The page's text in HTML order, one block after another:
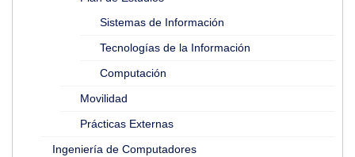
Sistemas de Información
Tecnologías de la Información
Computación
Movilidad
Prácticas Externas
Ingeniería de Computadores